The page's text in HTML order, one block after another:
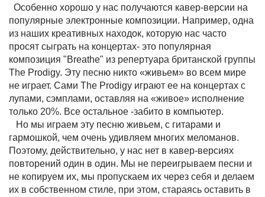
Особенно хорошо у нас получаются кавер-версии на
популярные электронные композиции. Например, одна
из наших креативных находок, которую нас часто
просят сыграть на концертах- это популярная
композиция "Breathe" из репертуара британской группы
The Prodigy. Эту песню никто «живьем» во всем мире
не играет. Сами The Prodigy играют ее на концертах с
лупами, сэмплами, оставляя на «живое» исполнение
только 20%. Все остальное -забито в компьютер.
Но мы играем эту песню живьем, с гитарами и
гармошкой, чем очень удивляем многих меломанов.
Поэтому, действительно, у нас нет в кавер-версиях
повторений один в один. Мы не переигрываем песни и
не копируем их, мы пропускаем их через себя и делаем
их в собственном стиле, при этом, стараясь оставить в